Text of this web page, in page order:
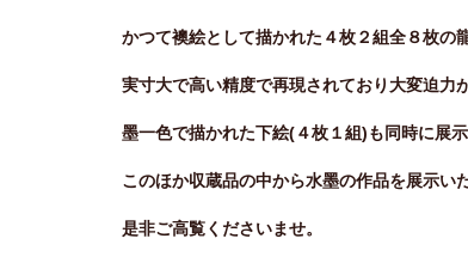
かつて襖絵として描かれた４枚２組全８枚の
実寸大で高い精度で再現されており大変迫力
墨一色で描かれた下絵(４枚１組)も同時に展示
このほか収蔵品の中から水墨の作品を展示い
是非ご高覧くださいませ。